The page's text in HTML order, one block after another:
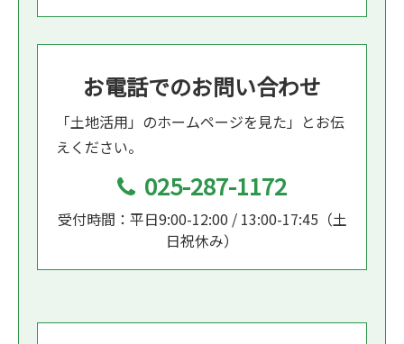
お電話でのお問い合わせ
「土地活用」のホームページを見た」とお伝
えください。
025-287-1172
受付時間：平日9:00-12:00 / 13:00-17:45（土
日祝休み）